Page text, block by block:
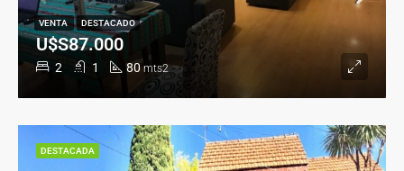
2 1 80 mts2
U$S87.000
VENTA DESTACADO
DESTACADA